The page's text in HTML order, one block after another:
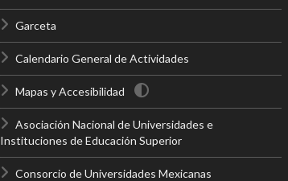
Garceta
Calendario General de Actividades
Mapas y Accesibilidad
Asociación Nacional de Universidades e
Instituciones de Educación Superior
Consorcio de Universidades Mexicanas